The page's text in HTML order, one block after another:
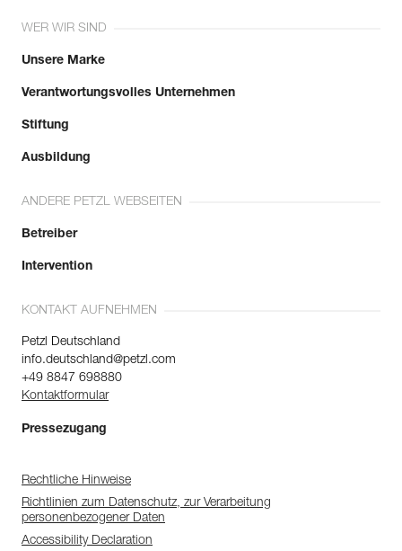
WER WIR SIND
Unsere Marke
Verantwortungsvolles Unternehmen
Stiftung
Ausbildung
ANDERE PETZL WEBSEITEN
Betreiber
Intervention
KONTAKT AUFNEHMEN
Petzl Deutschland
info.deutschland@petzl.com
+49 8847 698880
Kontaktformular
Pressezugang
Rechtliche Hinweise
Richtlinien zum Datenschutz, zur Verarbeitung
personenbezogener Daten
Accessibility Declaration